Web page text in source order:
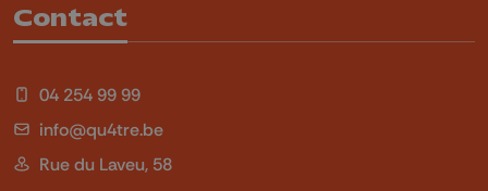
Contact
04 254 99 99
info@qu4tre.be
Rue du Laveu, 58